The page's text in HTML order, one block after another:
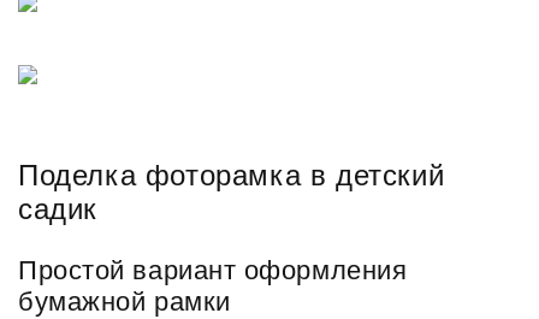
Поделка фоторамка в детский
садик
Простой вариант оформления
бумажной рамки